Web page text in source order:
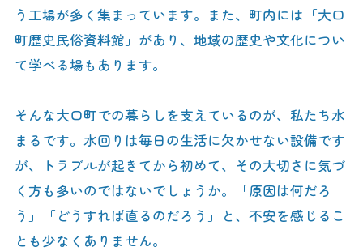
う工場が多く集まっています。また、町内には「大口
町歴史民俗資料館」があり、地域の歴史や文化につい
て学べる場もあります。
そんな大口町での暮らしを支えているのが、私たち水
まるです。水回りは毎日の生活に欠かせない設備です
が、トラブルが起きてから初めて、その大切さに気づ
く方も多いのではないでしょうか。「原因は何だろ
う」「どうすれば直るのだろう」と、不安を感じるこ
とも少なくありません。